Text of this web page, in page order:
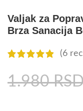
Valjak za
Brza Sanacija
(6
1.980